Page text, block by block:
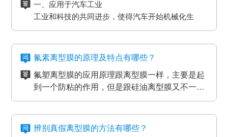
要求。
高分子材料在耐温性的同时还要考虑到耐化学试剂
应等。
所以要想得到物美价廉的离型膜，就要对多个品
牌的产品进行比较，在材质、工艺、质量等方面
都相同的情况下选择性价比最高的离型膜。
三、看使用情况
购买离型膜的目的是为了发挥其性能，满足使用
需求。质量再好的离型膜若使用在不正确的地
方，其性能也不能得到更好的发挥。
四、看生产厂家
一般品牌大、评价高的正规PET离型膜生产厂家
而且生产规模也比较大，因而具有一定的基础
性、技术性和规模性。
五、看产品价格
不同品牌、不同厂家的PET离型膜在其价格上都
会有些差异，而且国内的与进口的离型膜在其价
格上也会有很大的差异。
六、注意离型膜的使用范围
企业选购离型膜的主要目的就是为了满足产品的
一、应用于汽车工业
工业和科技的共同进步，使得汽车开始机械化生
产。在汽车工厂当中，数条流水线之间分布着许许
摩擦和损耗，所以经常会在机器的连接处使用缓冲
机器，减小损耗。
物流装卸货的过程中会格外重视运输货物的完整
能导致物品损坏。而目前市场上最受欢迎的缓冲垫
具有弹性好、质地紧密、耐高温以及抗冲力强的特
点，用在物流装卸平台上可以起到保护货物的作
用。
三、应用于热压机强化过程
想让地板、木门和家具更耐用，就需要使用热压机
强化。而在这个过程中也需要缓冲垫。缓冲垫会装
在模板和热压板之间，起到均匀传递热压板工作温
度和工作压力的作用。而且使用缓冲垫还可以使纸
氟素离型膜的原理及特点有哪些？
氟塑离型膜的应用原理跟离型膜一样，主要是起
到一个防粘的作用，但是跟硅油离型膜又不一
样，氟在氟塑离型膜里面是以一种氟化物的形式
在耐高温胶带的基材分很多种（PET,聚酰亚胺）
氟塑离型膜主要应用于高温胶，硅胶双面胶贴
等；模切加工成其它任何形状，用于一些特殊用
氟素离型膜的特点：
辨别真假离型膜的方法有哪些？